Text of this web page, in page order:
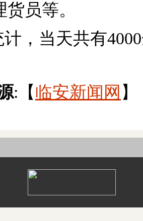
员等。
，当天共有
:【 临安新闻网